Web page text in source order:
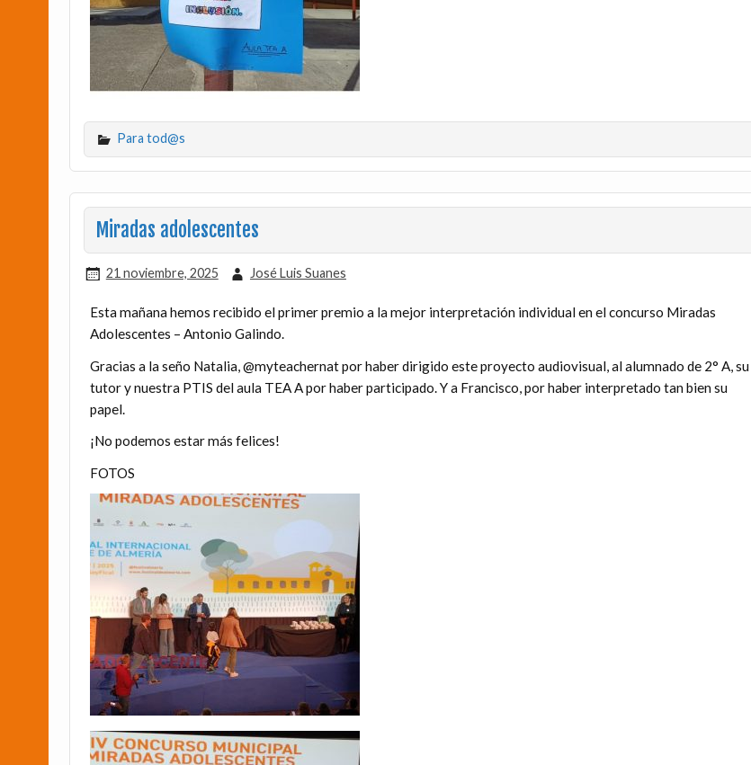
Para tod@s
Miradas adolescentes
21 noviembre, 2025 José Luis Suanes
Esta mañana hemos recibido el primer premio a la mejor interpretación individual en el concurso Miradas
Adolescentes – Antonio Galindo.
Gracias a la seño Natalia, @myteachernat por haber dirigido este proyecto audiovisual, al alumnado de 2° A, su
tutor y nuestra PTIS del aula TEA A por haber participado. Y a Francisco, por haber interpretado tan bien su
papel.
¡No podemos estar más felices!
FOTOS